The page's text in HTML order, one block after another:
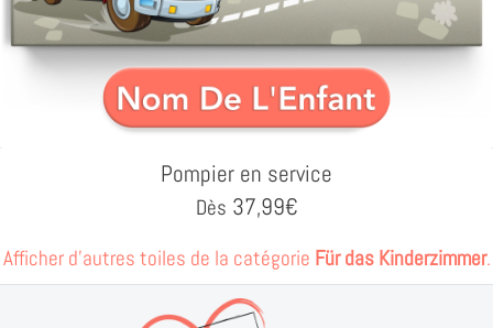
Pompier en service
Dès 37,99€
Afficher d'autres toiles de la catégorie Für das Kinderzimmer.